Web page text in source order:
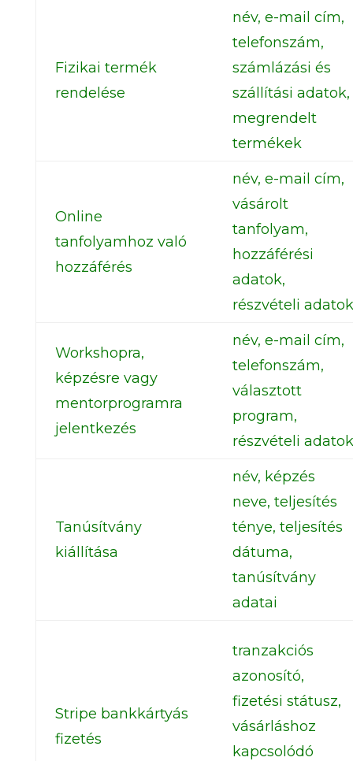
Fizikai termék
rendelése
név, e-mail cím,
telefonszám,
számlázási és
szállítási adatok,
megrendelt
termékek
Online
tanfolyamhoz való
hozzáférés
név, e-mail cím,
vásárolt
tanfolyam,
hozzáférési
adatok,
részvételi adatok
Workshopra,
képzésre vagy
mentorprogramra
jelentkezés
név, e-mail cím,
telefonszám,
választott
program,
részvételi adatok
Tanúsítvány
kiállítása
név, képzés
neve, teljesítés
ténye, teljesítés
dátuma,
tanúsítvány
adatai
Stripe bankkártyás
fizetés
tranzakciós
azonosító,
fizetési státusz,
vásárláshoz
kapcsolódó